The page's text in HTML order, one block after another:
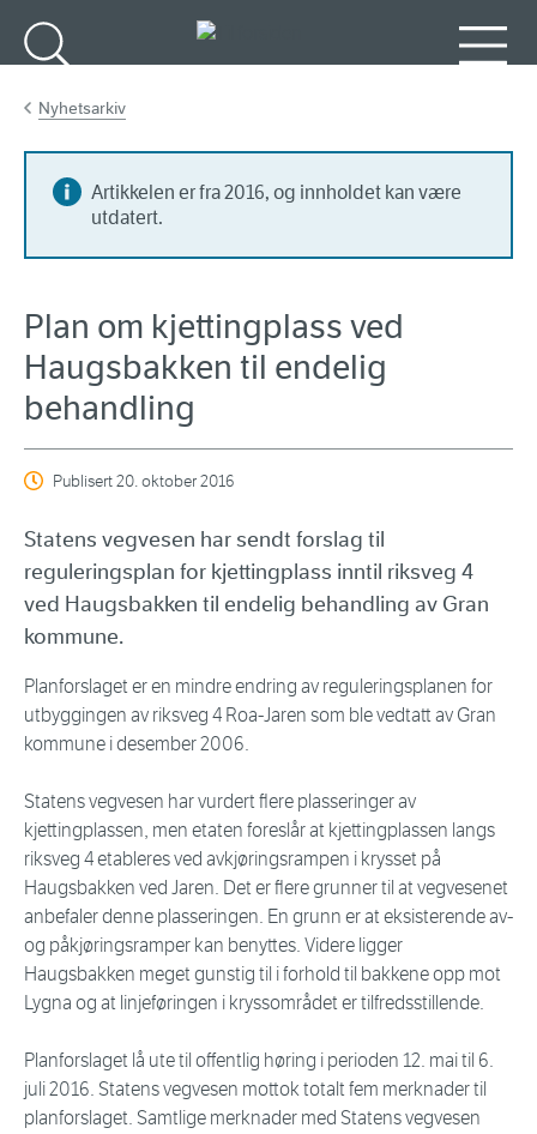
Nyhetsarkiv
Artikkelen er fra 2016, og innholdet kan være
utdatert.
Plan om kjettingplass ved
Haugsbakken til endelig
behandling
Publisert20. oktober 2016
Statens vegvesen har sendt forslag til
reguleringsplan for kjettingplass inntil riksveg 4
ved Haugsbakken til endelig behandling av Gran
kommune.
Planforslaget er en mindre endring av reguleringsplanen for
utbyggingen av riksveg 4 Roa-Jaren som ble vedtatt av Gran
kommune i desember 2006.
Statens vegvesen har vurdert flere plasseringer av
kjettingplassen, men etaten foreslår at kjettingplassen langs
riksveg 4 etableres ved avkjøringsrampen i krysset på
Haugsbakken ved Jaren. Det er flere grunner til at vegvesenet
anbefaler denne plasseringen. En grunn er at eksisterende av-
og påkjøringsramper kan benyttes. Videre ligger
Haugsbakken meget gunstig til i forhold til bakkene opp mot
Lygna og at linjeføringen i kryssområdet er tilfredsstillende.
Planforslaget lå ute til offentlig høring i perioden 12. mai til 6.
juli 2016. Statens vegvesen mottok totalt fem merknader til
planforslaget. Samtlige merknader med Statens vegvesen